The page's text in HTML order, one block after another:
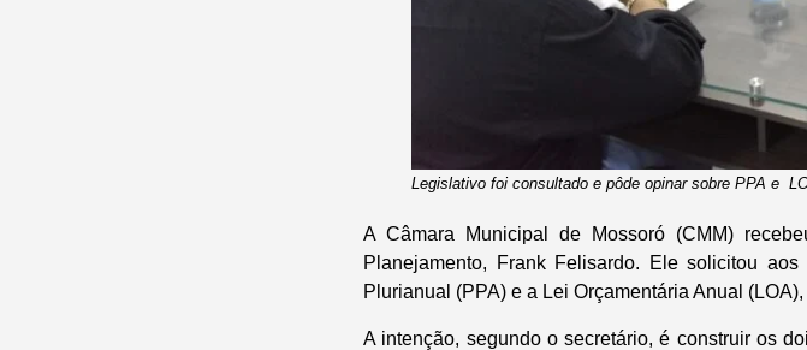
Legislativo foi consultado e pôde opinar sobre PPA e
A Câmara Municipal de Mossoró (CMM)
Planejamento, Frank Felisardo. Ele solicitou
Plurianual (PPA) e a Lei Orçamentária Anual
A intenção, segundo o secretário, é construir os